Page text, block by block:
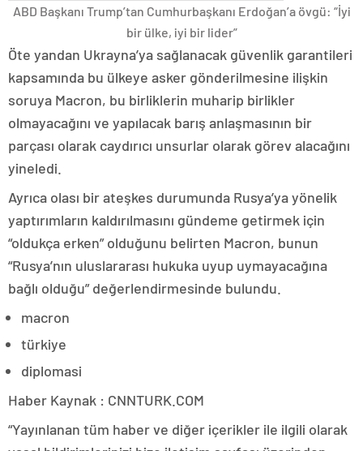
ABD Başkanı Trump’tan Cumhurbaşkanı Erdoğan’a övgü: “İyi
bir ülke, iyi bir lider”
Öte yandan Ukrayna’ya sağlanacak güvenlik garantileri
kapsamında bu ülkeye asker gönderilmesine ilişkin
soruya Macron, bu birliklerin muharip birlikler
olmayacağını ve yapılacak barış anlaşmasının bir
parçası olarak caydırıcı unsurlar olarak görev alacağını
yineledi.
Ayrıca olası bir ateşkes durumunda Rusya’ya yönelik
yaptırımların kaldırılmasını gündeme getirmek için
“oldukça erken” olduğunu belirten Macron, bunun
“Rusya’nın uluslararası hukuka uyup uymayacağına
bağlı olduğu” değerlendirmesinde bulundu.
macron
türkiye
diplomasi
Haber Kaynak : CNNTURK.COM
“Yayınlanan tüm haber ve diğer içerikler ile ilgili olarak